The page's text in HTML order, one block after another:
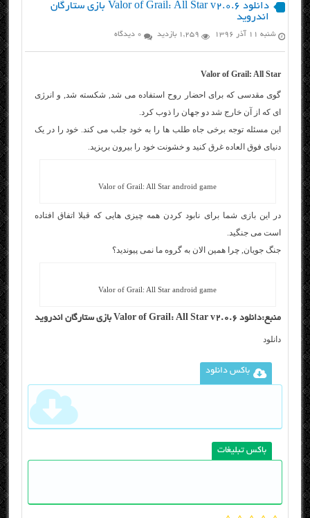
دانلود Valor of Grail: All Star v2.0.6 بازی ستارگان
اندروید
شنبه ۱۱ آذر ۱۳۹۶ 1,259 بازدید 0 دیدگاه
Valor of Grail: All Star
گوی مقدسی که برای احضار روح استفاده می شد, شکسته شد, و انرژی
ای که از آن خارج شد دو جهان را ذوب کرد.
این مسئله توجه برخی جاه طلب ها را به خود جلب می کند. خود را در یک
دنیای فوق العاده غرق کنید و خشونت خود را بیرون بریزید.
Valor of Grail: All Star android game
در این بازی شما برای نابود کردن همه چیزی هایی که قبلا اتفاق افتاده
است می جنگید.
جنگ جویان, چرا همین الان به گروه ما نمی پیوندید؟
Valor of Grail: All Star android game
منبع:دانلود Valor of Grail: All Star v2.0.6 بازی ستارگان اندروید
دانلود
باکس دانلود
باکس تبلیغات